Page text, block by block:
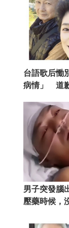
台語歌后慟
病情」 道
男子突發腦
壓藥時候，